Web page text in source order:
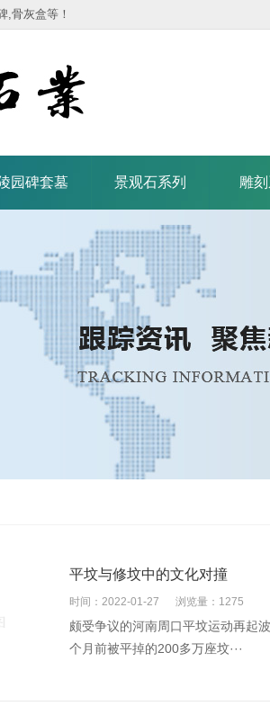
,骨灰盒等！
园碑套墓 景观石系列 雕
平坟与修坟中的文化对撞
时间：2022-01-27 浏览量：1275
颇受争议的河南周口平坟运动再起
个月前被平掉的200多万座坟···